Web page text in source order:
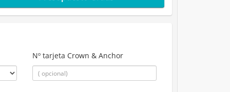
Nº tarjeta Crown & Anchor